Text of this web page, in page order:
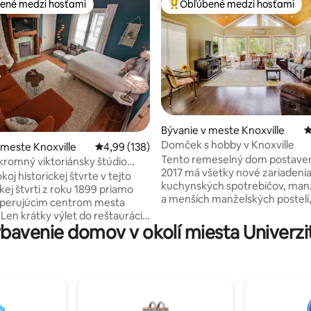
z 5, počet hodnotení: 244
medzi hosťami
medzi hosťami
Knoxville Priemerné ohodnotenie 4,99 z 5, počet
4,99 (138)
viktoriánsky štúdio
štýle boho v centre mesta
historickej štvrte v tejto
štvrti z roku 1899 priamo
centrom mesta
krátky výlet do reštaurácií,
hudby, parkov a umenia!
apartmán s kúpeľňou je
stien a krokov hore.
Najobľúbenejšie medzi hosťami
Obľúbené medzi hosťami
Bývanie v meste Knoxville
Domček s hobby v Knoxville
Tento remeselný dom
2017 má všetky nové
kuchynských spotrebičov,
a menších manželských postelí,
PacknPlay pre deti do 2 rokov,
dvojlôžkových matracov na
dvor a potok. Novo pridané terénne
domov v okolí miesta